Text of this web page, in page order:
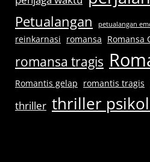
Petualangan petualangan
reinkarnasi romansa Romansa
romansa tragis
Romantis gelap romantis tragis
thriller thriller